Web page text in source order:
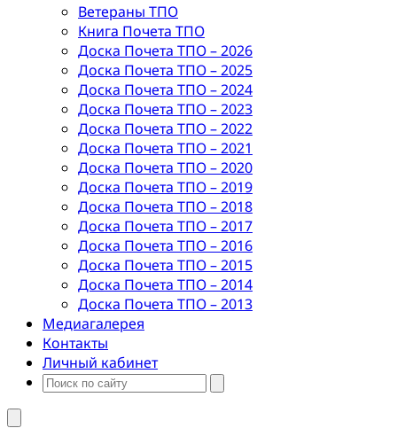
Ветераны ТПО
Книга Почета ТПО
Доска Почета ТПО – 2026
Доска Почета ТПО – 2025
Доска Почета ТПО – 2024
Доска Почета ТПО – 2023
Доска Почета ТПО – 2022
Доска Почета ТПО – 2021
Доска Почета ТПО – 2020
Доска Почета ТПО – 2019
Доска Почета ТПО – 2018
Доска Почета ТПО – 2017
Доска Почета ТПО – 2016
Доска Почета ТПО – 2015
Доска Почета ТПО – 2014
Доска Почета ТПО – 2013
Медиагалерея
Контакты
Личный кабинет